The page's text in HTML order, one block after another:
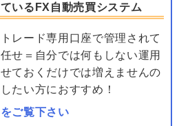
いるFX自動売買システム
レード専用口座で管理されて
せ＝自分では何もしない運用
ておくだけでは増えませんの
たい方におすすめ！
ご覧下さい